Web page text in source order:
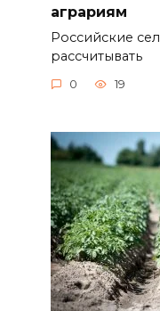
аграриям
Российские
рассчитывать
0 19